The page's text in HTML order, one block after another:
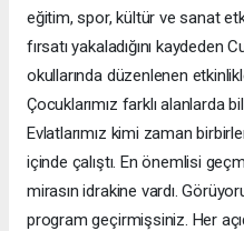
eğitim, spor, kültür ve sanat
fırsatı yakaladığını kaydeden
okullarında düzenlenen
Çocuklarımız farklı alanlarda
Evlatlarımız kimi zaman
içinde çalıştı. En önemlisi
mirasın idrakine vardı.
program geçirmişsiniz. Her